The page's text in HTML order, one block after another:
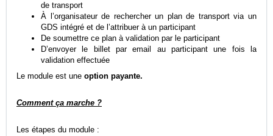
de transport
À l’organisateur de rechercher un plan de transport via un
GDS intégré et de l’attribuer à un participant
De soumettre ce plan à validation par le participant
D’envoyer le billet par email au participant une fois la
validation effectuée
Le module est une option payante.
Comment ça marche ?
Les étapes du module :